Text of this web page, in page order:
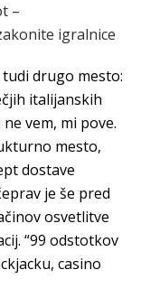
–
igralnice
drugo mesto:
italijanskih
vem, mi pove.
mesto,
dostave
je še pred
osvetlitve
“99 odstotkov
casino